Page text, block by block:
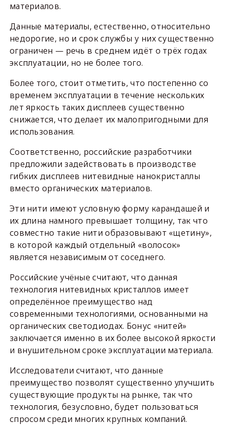
материалов.
Данные материалы, естественно, относительно
недорогие, но и срок службы у них существенно
ограничен — речь в среднем идёт о трёх годах
эксплуатации, но не более того.
Более того, стоит отметить, что постепенно со
временем эксплуатации в течение нескольких
лет яркость таких дисплеев существенно
снижается, что делает их малопригодными для
использования.
Соответственно, российские разработчики
предложили задействовать в производстве
гибких дисплеев нитевидные нанокристаллы
вместо органических материалов.
Эти нити имеют условную форму карандашей и
их длина намного превышает толщину, так что
совместно такие нити образовывают «щетину»,
в которой каждый отдельный «волосок»
является независимым от соседнего.
Российские учёные считают, что данная
технология нитевидных кристаллов имеет
определённое преимущество над
современными технологиями, основанными на
органических светодиодах. Бонус «нитей»
заключается именно в их более высокой яркости
и внушительном сроке эксплуатации материала.
Исследователи считают, что данные
преимущество позволят существенно улучшить
существующие продукты на рынке, так что
технология, безусловно, будет пользоваться
спросом среди многих крупных компаний.